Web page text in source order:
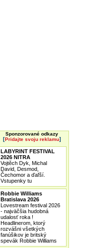
Sponzorované odkazy
[Pridajte svoju reklamu]
LABYRINT FESTIVAL
2026 NITRA
Vojtěch Dyk, Michal
David, Desmod,
Čechomor a ďaľší.
Vstupenky tu
Robbie Williams
Bratislava 2026
Lovestream festival 2026
- najväčšia hudobná
udalosť roka !
Headlinerom, ktorý
rozvášni všetkých
fanúšikov je britský
spevák Robbie Williams